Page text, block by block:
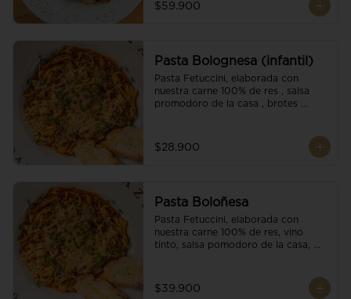
$59.900
Pasta Bolognesa (infantil)
Pasta Fetuccini, elaborada con
nuestra carne 100% de res , salsa
promodoro de la casa , brotes
$28.900
Pasta Boloñesa
Pasta Fetuccini, elaborada con
nuestra carne 100% de res, vino
tinto, salsa pomodoro de la casa,
$39.900